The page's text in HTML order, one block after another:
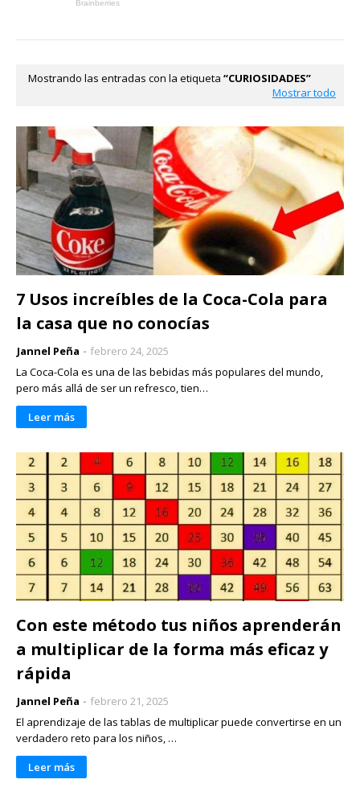
Mostrando las entradas con la etiqueta
CURIOSIDADES
Mostrar todo
7 Usos increíbles de la Coca-Cola para
la casa que no conocías
Jannel Peña
febrero 24, 2025
La Coca-Cola es una de las bebidas más populares del mundo,
pero más allá de ser un refresco, tien…
Leer más
Con este método tus niños aprenderán
a multiplicar de la forma más eficaz y
rápida
Jannel Peña
febrero 21, 2025
El aprendizaje de las tablas de multiplicar puede convertirse en un
verdadero reto para los niños, …
Leer más